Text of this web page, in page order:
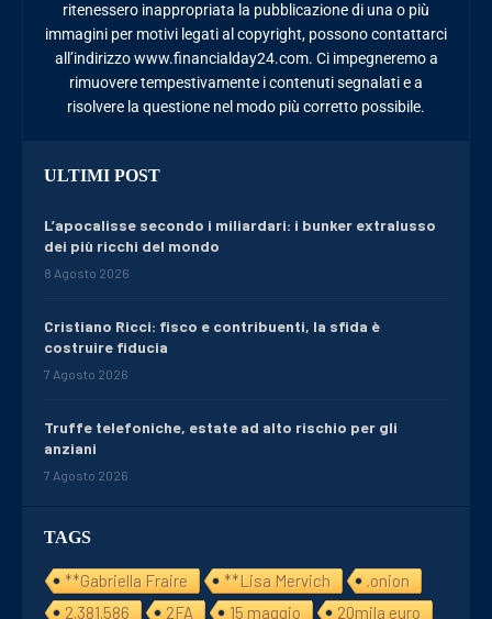
TAGS
**Gabriella Fraire **Lisa Mervich
.onion
2.381.586
2FA 15 maggio 20mila euro
ritenessero inappropriata la pubblicazione di una o più
immagini per motivi legati al copyright, possono contattarci
all’indirizzo www.financialday24.com. Ci impegneremo a
rimuovere tempestivamente i contenuti segnalati e a
risolvere la questione nel modo più corretto possibile.
ULTIMI POST
L’apocalisse secondo i miliardari: i bunker extralusso
dei più ricchi del mondo
8 Agosto 2026
Cristiano Ricci: fisco e contribuenti, la sfida è
costruire fiducia
7 Agosto 2026
Truffe telefoniche, estate ad alto rischio per gli
anziani
7 Agosto 2026